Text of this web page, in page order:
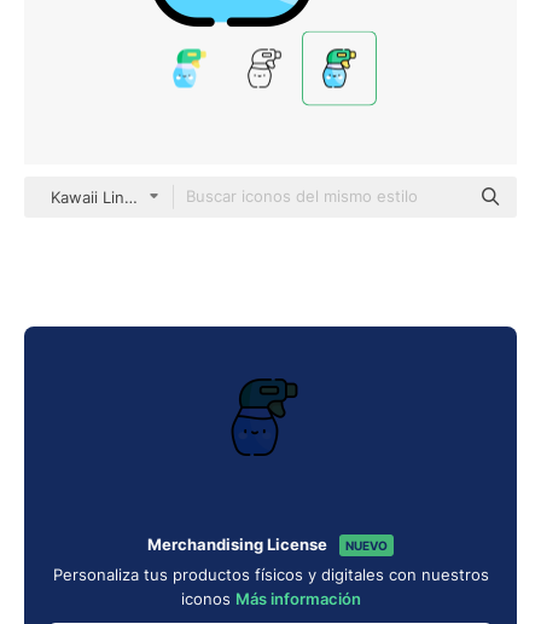
Kawaii Lineal color
Merchandising License NUEVO
Personaliza tus productos físicos y digitales con nuestros
iconos Más información